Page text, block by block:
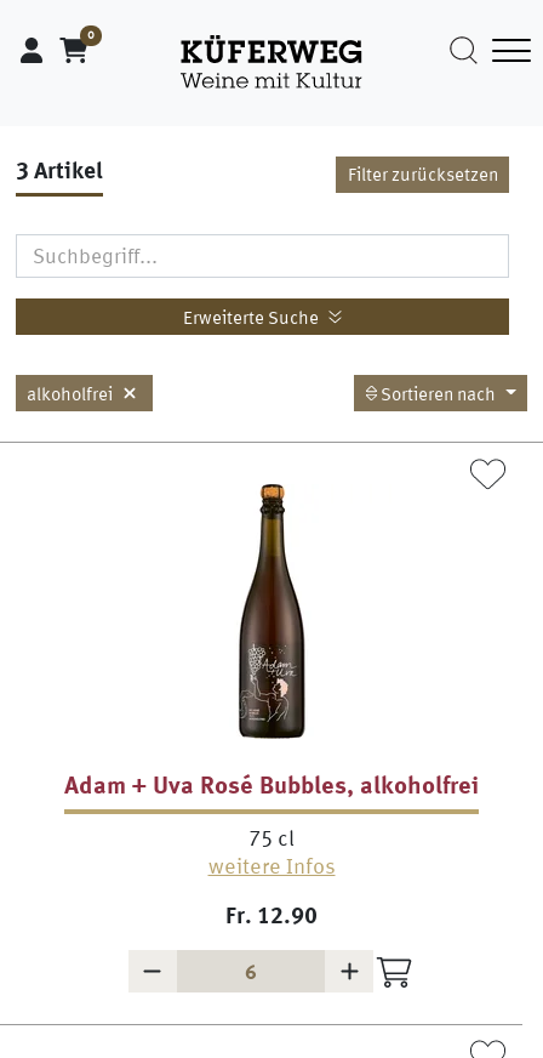
0
3 Artikel Filter zurücksetzen
Erweiterte Suche
alkoholfrei Sortieren nach
Adam + Uva Rosé Bubbles, alkoholfrei
75 cl
weitere Infos
Fr. 12.90